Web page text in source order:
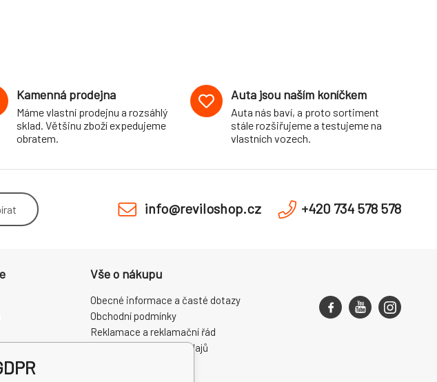
Kamenná prodejna
Máme vlastní prodejnu a rozsáhlý
sklad. Většinu zboží expedujeme
obratem.
Auta jsou naším koníčkem
Auta nás baví, a proto sortiment
stále rozšiřujeme a testujeme na
vlastních vozech.
info@reviloshop.cz +420 734 578 578
Vše o nákupu
Obecné informace a časté dotazy
Obchodní podmínky
Reklamace a reklamační řád
Zpracování osobních údajů